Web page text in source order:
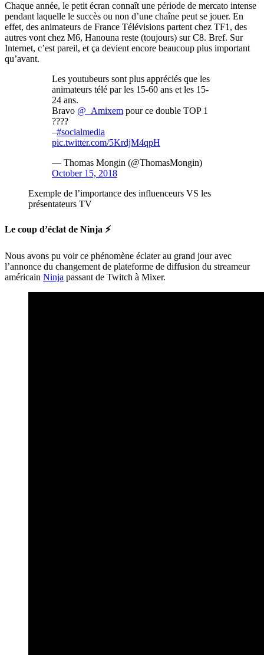
Chaque année, le petit écran connaît une période de mercato intense
pendant laquelle le succès ou non d’une chaîne peut se jouer. En
effet, des animateurs de France Télévisions partent chez TF1, des
autres vont chez M6, Hanouna reste (toujours) sur C8. Bref. Sur
Internet, c’est pareil, et ça devient encore beaucoup plus important
qu’avant.
Les youtubeurs sont plus appréciés que les
animateurs télé par les 15-60 ans et les 15-
24 ans.
Bravo @_Amixem pour ce double TOP 1
????
–#socialmedia
pic.twitter.com/5KrdjM4qpH
— Thomas Mongin (@ThomasMongin)
October 15, 2018
Exemple de l’importance des influenceurs VS les
présentateurs TV
Le coup d’éclat de Ninja ⚡️
Nous avons pu voir ce phénomène éclater au grand jour avec
l’annonce du changement de plateforme de diffusion du streameur
américain Ninja passant de Twitch à Mixer.